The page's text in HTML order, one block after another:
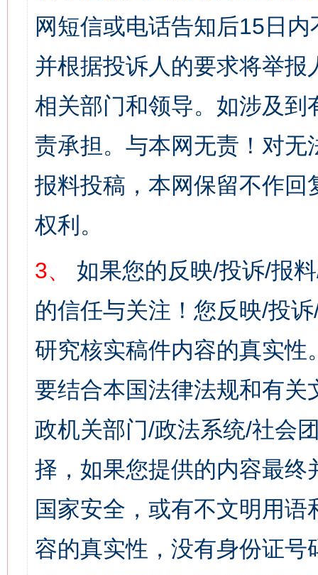
网短信或电话告知后15日
并根据投诉人的要求将举
相关部门和领导。如涉及
责承担。与本网无责！对
报料投稿，本网保留不作
权利。
3、
如果您的反映/投诉/报
的信任与关注！您反映/投
研究核实稿件内容的真实
要结合本国法律法规和有关
政机关部门/政法系统/社会
择，如果您提供的内容最
国家安全，或有不文明用
容的真实性，没有身份证